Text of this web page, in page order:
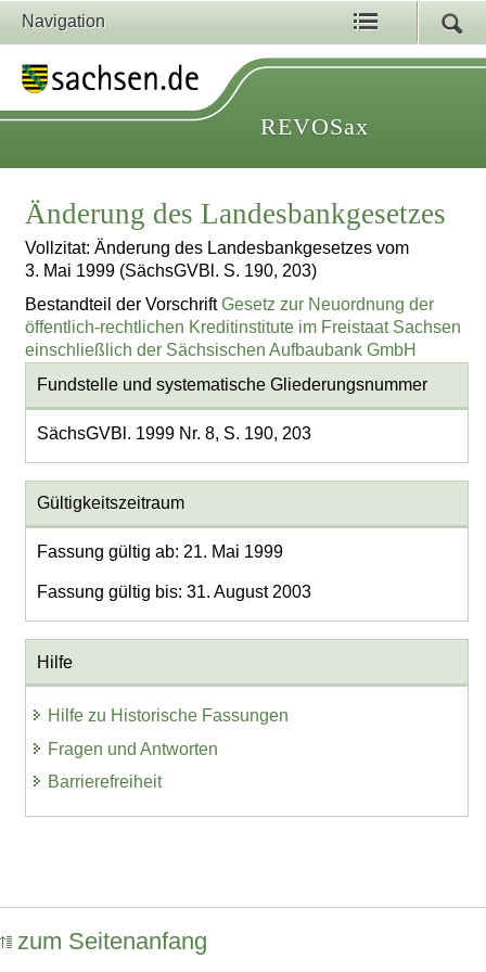
Navigation
REVOSax
Änderung des Landesbankgesetzes
Vollzitat: Änderung des Landesbankgesetzes vom
3. Mai 1999 (SächsGVBl. S. 190, 203)
Bestandteil der VorschriftGesetz zur Neuordnung der
öffentlich-rechtlichen Kreditinstitute im Freistaat Sachsen
einschließlich der Sächsischen Aufbaubank GmbH
Fundstelle und systematische Gliederungsnummer
SächsGVBl. 1999 Nr. 8, S. 190, 203
Gültigkeitszeitraum
Fassung gültig ab: 21. Mai 1999
Fassung gültig bis: 31. August 2003
Hilfe
Hilfe zu Historische Fassungen
Fragen und Antworten
Barrierefreiheit
zum Seitenanfang